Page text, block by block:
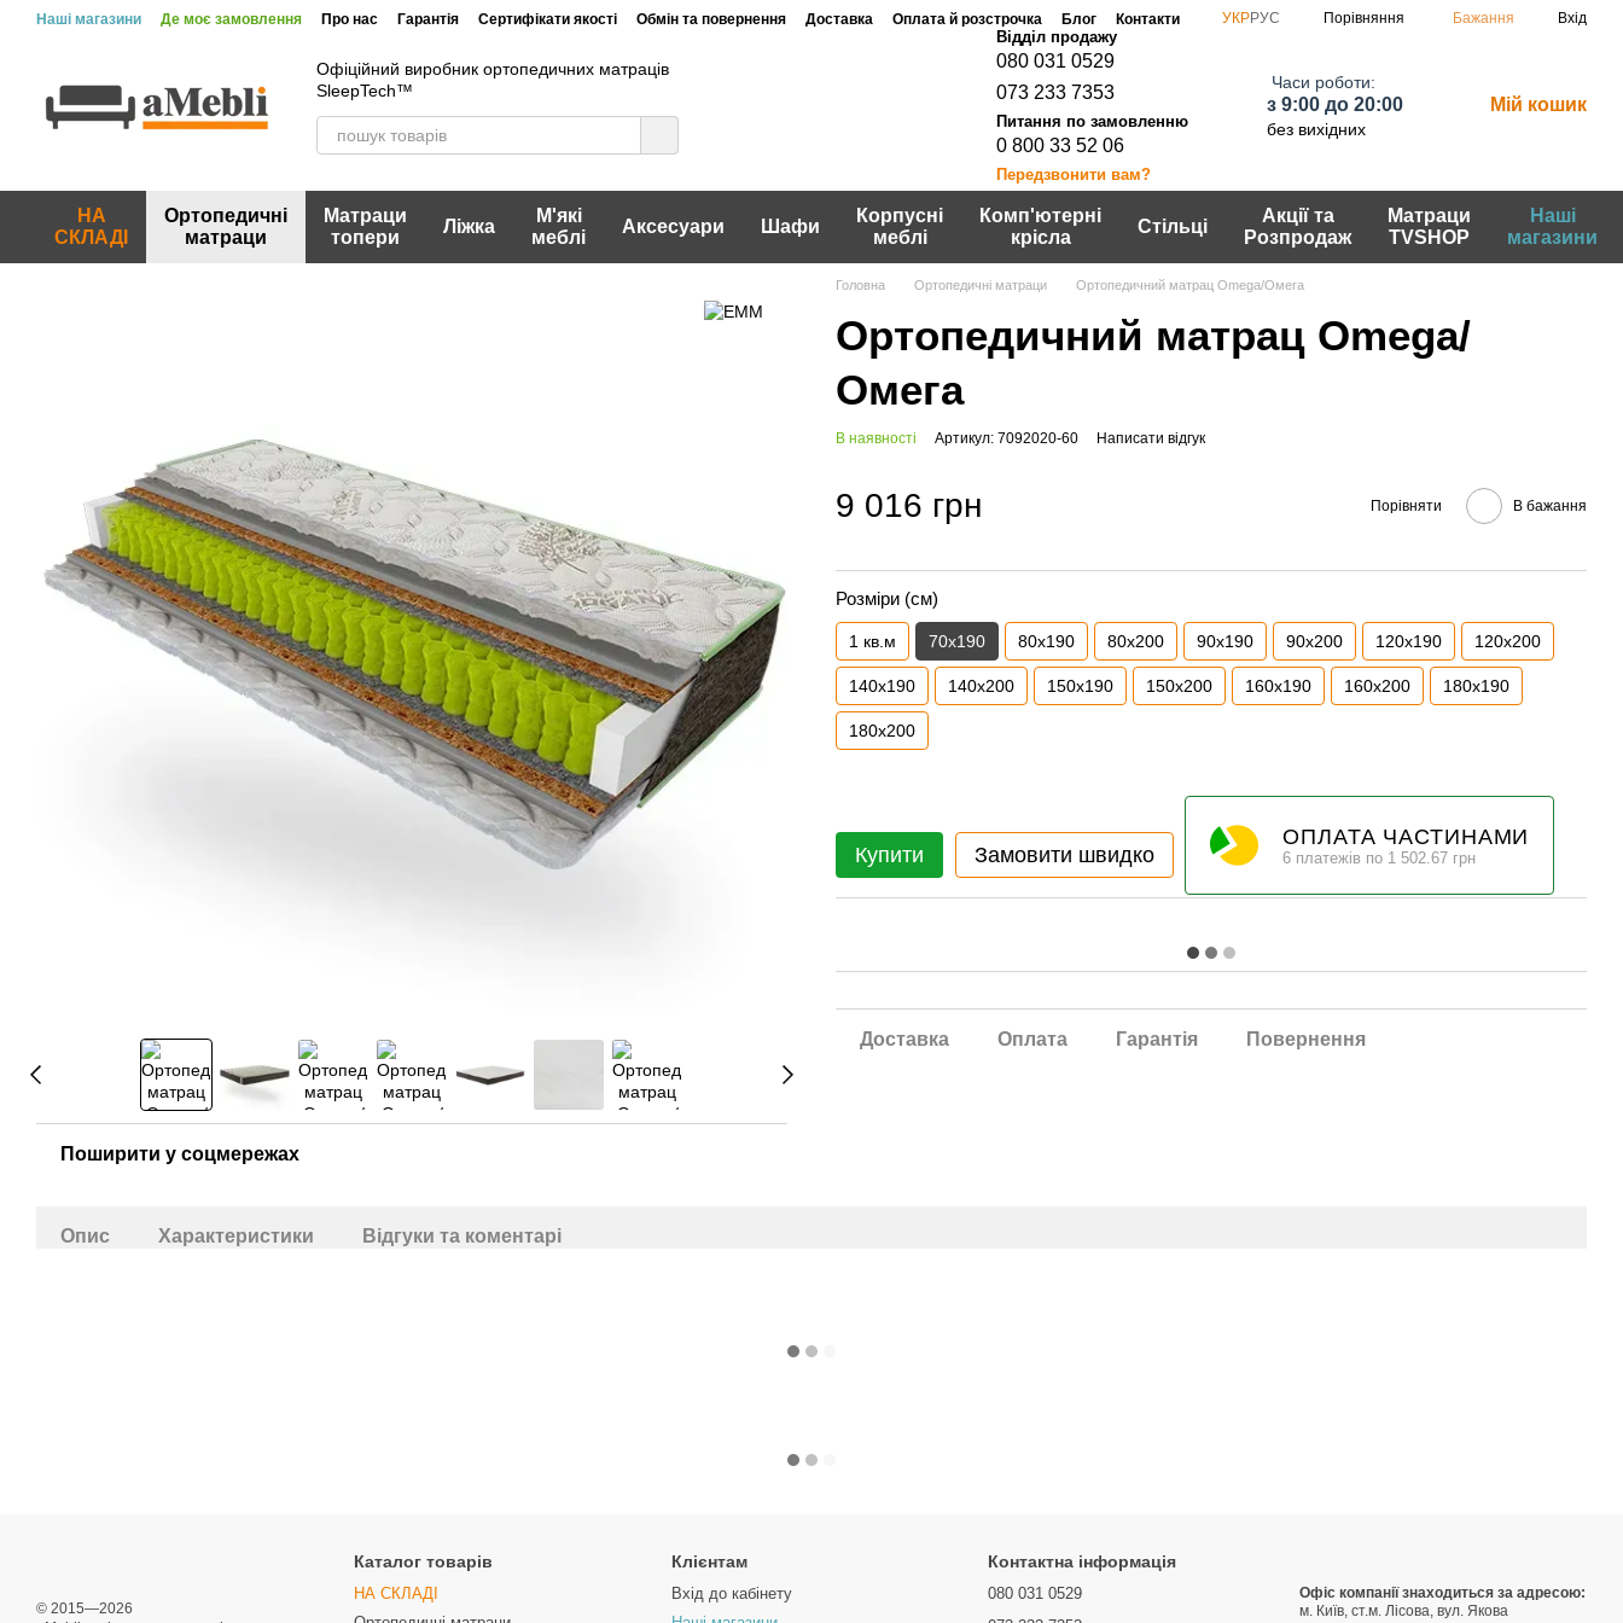
Перейти до основного контенту
Наші магазини Де моє замовлення Про нас Гарантія Сертифікати якості Обмін та повернення Доставка Оплата й розстрочка Блог
Контакти
УКРРУС Порівняння Бажання Вхід
Офіційний виробник ортопедичних матраців
SleepTech™
080 031 0529
073 233 7353
0 800 33 52 06
Передзвонити вам?
Часи роботи:
з 9:00 до 20:00
без вихідних
Мій кошик
НА
СКЛАДІ
Ортопедичні
матраци
Матраци
топери
Ліжка
М'які
меблі
Аксесуари Шафи
Корпусні
меблі
Комп'ютерні
крісла
Стільці
Акції та
Розпродаж
Матраци
TVSHOP
Наші
магазини
Поширити у соцмережах
Головна Ортопедичні матраци Ортопедичний матрац Omega/Омега
Ортопедичний матрац Omega/
Омега
В наявності Артикул: 7092020-60 Написати відгук
9 016 грн Порівняти В бажання
Розміри (см)
1 кв.м 70x190 80x190 80x200 90x190 90x200 120x190 120x200
140x190 140x200 150x190 150x200 160x190 160x200 180x190
180x200
Купити Замовити швидко
ОПЛАТА ЧАСТИНАМИ
6 платежів по 1 502.67 грн
Доставка Оплата Гарантія Повернення
Опис Характеристики Відгуки та коментарі
© 2015—2026
Каталог товарів
НА СКЛАДІ
Клієнтам
Вхід до кабінету
Контактна інформація
080 031 0529
Офіс компанії знаходиться за адресою:
м. Київ, ст.м. Лісова, вул. Якова